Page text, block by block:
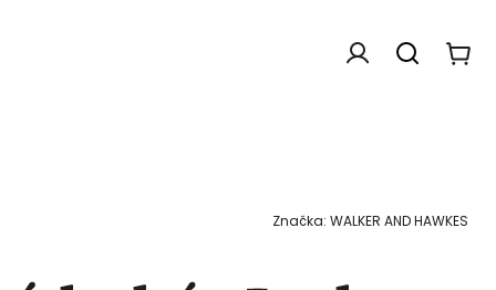
Dárkové poukazy Chovatelské
Značka: WALKER AND HAWKES